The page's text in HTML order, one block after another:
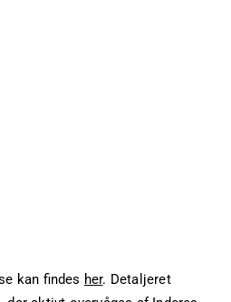
kan findes her. Detaljeret